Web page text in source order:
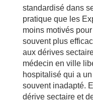
standardisé dans
pratique que les
moins motivés
souvent plus
aux dérives
médecin en ville
hospitalisé qui a
souvent inadapté.
dérive sectaire et